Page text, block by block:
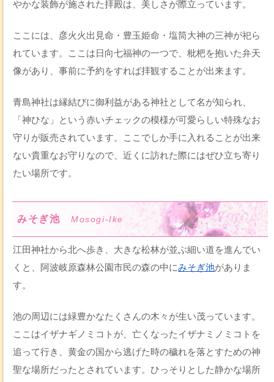
やかな装飾が施された拝殿は、美しさが際立っています。
ここには、彦火火出見命・豊玉姫命・塩筒大神の三神が祀ら
れています。ここは日向七福神の一つで、枇杷を抱いた弁天
像があり、事前に予約をすれば拝観することが出来ます。
青島神社は縁結びに御利益がある神社として名が知られ、
「神ひな」という赤いチェックの模様が可愛らしい特殊なお
守りが販売されています。ここでしか手に入れることが出来
ない貴重なお守りなので、近くに訪れた際にはぜひ立ち寄り
たい場所です。
みそぎ池 Mosogi-Ike
江田神社から北へ歩き、大きな松林が並ぶ細い道を進んでい
くと、阿波岐原森林公園市民の森の中にみそぎ池がありま
す。
池の周辺には緑豊かなたくさんの木々が生い茂っています。
ここはイザナギノミコトが、亡くなったイザナミノミコトを
追って行き、黄金の国から逃げた時の穢れを落とすための神
聖な場所だったとされています。ひっそりとした静かな場所